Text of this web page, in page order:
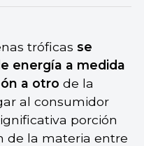
tróficas se
energía a medida
a otro de la
al consumidor
porción
de la materia entre